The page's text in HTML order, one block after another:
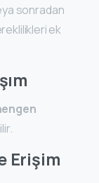
sonradan
ek
Erişim